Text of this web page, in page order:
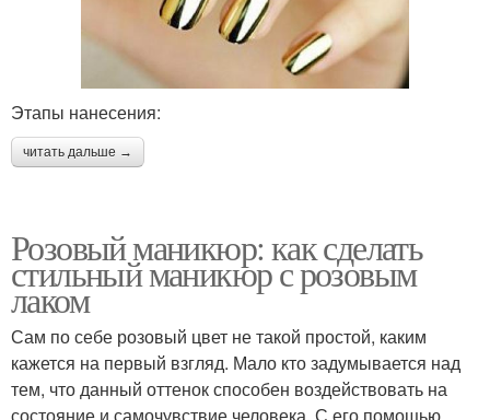
Этапы нанесения:
читать дальше →
Розовый маникюр: как сделать
стильный маникюр с розовым
лаком
Сам по себе розовый цвет не такой простой, каким
кажется на первый взгляд. Мало кто задумывается над
тем, что данный оттенок способен воздействовать на